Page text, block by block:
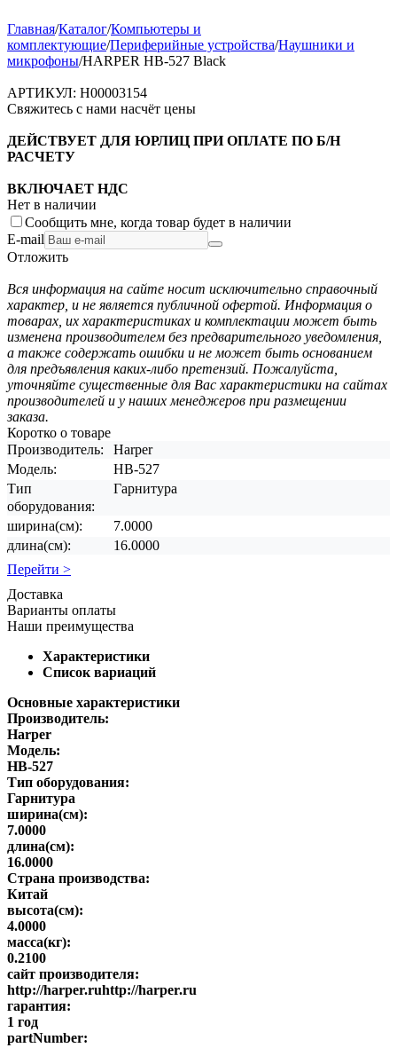
Главная/Каталог/Компьютеры и
комплектующие/Периферийные устройства/Наушники и
микрофоны/HARPER HB-527 Black
АРТИКУЛ: H00003154
Свяжитесь с нами насчёт цены
ДЕЙСТВУЕТ ДЛЯ ЮРЛИЦ ПРИ ОПЛАТЕ ПО Б/Н
РАСЧЕТУ
ВКЛЮЧАЕТ НДС
Нет в наличии
Сообщить мне, когда товар будет в наличии
E-mail
Отложить
Вся информация на сайте носит исключительно справочный
характер, и не является публичной офертой. Информация о
товарах, их характеристиках и комплектации может быть
изменена производителем без предварительного уведомления,
а также содержать ошибки и не может быть основанием
для предъявления каких-либо претензий. Пожалуйста,
уточняйте существенные для Вас характеристики на сайтах
производителей и у наших менеджеров при размещении
заказа.
Коротко о товаре
Производитель:
Harper
Модель:
HB-527
Тип
оборудования:
Гарнитура
ширина(см):
7.0000
длина(см):
16.0000
Перейти >
Доставка
Варианты оплаты
Наши преимущества
Характеристики
Список вариаций
Основные характеристики
Производитель:
Harper
Модель:
HB-527
Тип оборудования:
Гарнитура
ширина(см):
7.0000
длина(см):
16.0000
Страна производства:
Китай
высота(см):
4.0000
масса(кг):
0.2100
сайт производителя:
http://harper.ruhttp://harper.ru
гарантия:
1 год
partNumber: